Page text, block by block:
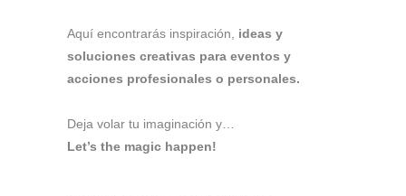
Aquí encontrarás inspiración,
ideas y
soluciones creativas para eventos y
acciones profesionales o personales.
Deja volar tu imaginación y…
Let’s the magic happen!